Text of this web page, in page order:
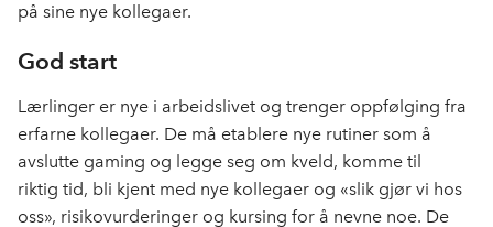
på sine nye kollegaer.
God start
Lærlinger er nye i arbeidslivet og trenger oppfølging fra
erfarne kollegaer. De må etablere nye rutiner som å
avslutte gaming og legge seg om kveld, komme til
riktig tid, bli kjent med nye kollegaer og «slik gjør vi hos
oss», risikovurderinger og kursing for å nevne noe. De